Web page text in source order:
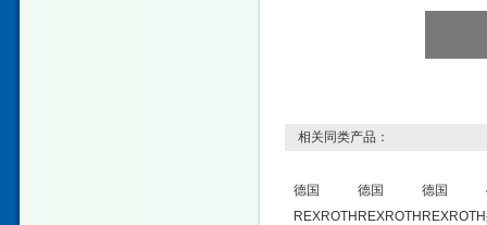
相关同类产品：
德国
REXROTH
德国
REXROTH
德国
REXROTH